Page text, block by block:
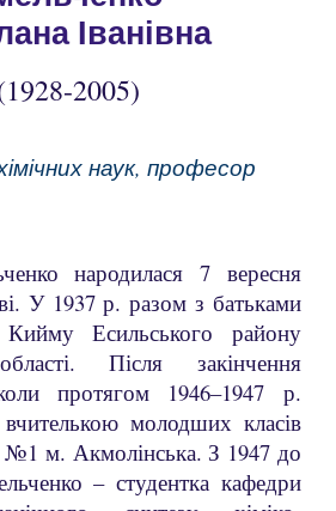
Іванівна
28-2005)
наук, професор
народилася 7 вересня
У 1937 р. разом з батьками
Есильського району
Після закінчення
протягом 1946–1947 р.
молодших класів
№1 м. Акмолінська. З 1947 до
– студентка кафедри